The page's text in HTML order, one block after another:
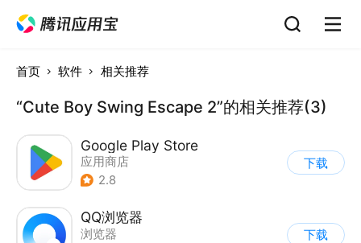
首页 软件 相关推荐
“Cute Boy Swing Escape 2”的相关推荐(3)
Google Play Store
应用商店
2.8
下载
QQ浏览器
浏览器
下载